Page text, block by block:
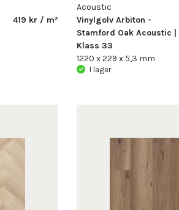
419 kr / m²
Acoustic
Vinylgolv Arbiton -
Stamford Oak Acoustic |
Klass 33
1220 x 229 x 5,3 mm
I lager